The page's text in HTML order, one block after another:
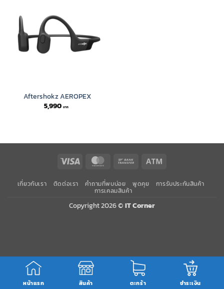
Aftershokz AEROPEX
5,990
หน้าแรก สินค้า ตะกร้า ชำระเงิน
Visa MasterCard Bank
เกี่ยวกับเรา ติดต่อเรา คำถามที่พบบ่อย พูดคุย การรับประกันสินค้า
การเคลมสินค้า
Copyright 2026 ©IT Corner